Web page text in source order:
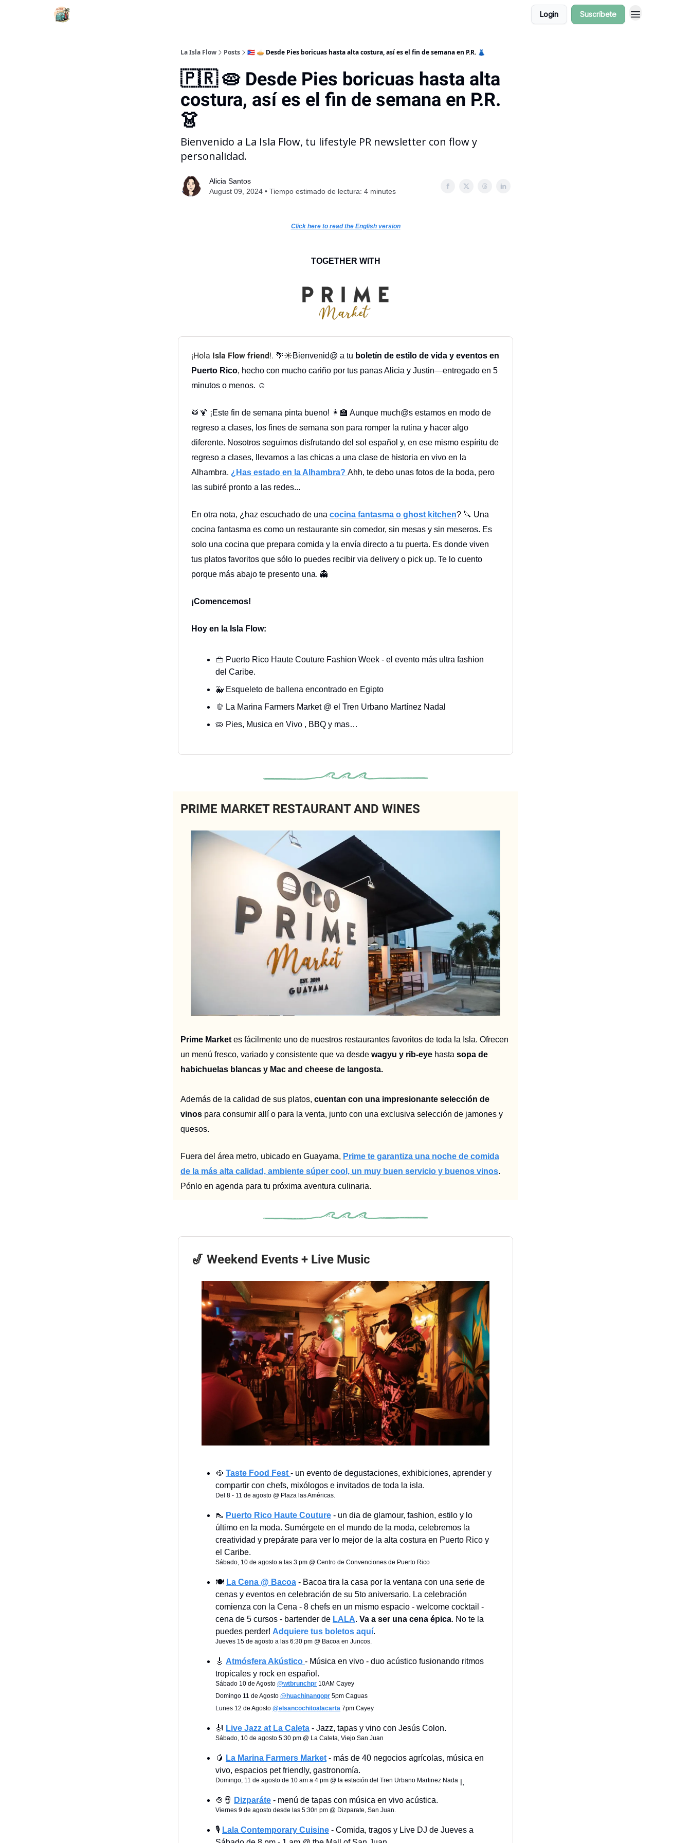
Login Suscríbete
La Isla Flow Posts 🇵🇷 🥧 Desde Pies boricuas hasta alta costura, así es el fin de semana en P.R. 👗
🇵🇷 🥧 Desde Pies boricuas hasta alta
costura, así es el fin de semana en P.R.
👗
Bienvenido a La Isla Flow, tu lifestyle PR newsletter con flow y
personalidad.
Alicia Santos
August 09, 2024 • Tiempo estimado de lectura: 4 minutes
Click here to read the English version
TOGETHER WITH
¡Hola Isla Flow friend!. 🌴☀️Bienvenid@ a tu boletín de estilo de vida y eventos en
Puerto Rico, hecho con mucho cariño por tus panas Alicia y Justin—entregado en 5
minutos o menos. ☺️
🥁🍹 ¡Este fin de semana pinta bueno! 👩‍🏫 Aunque much@s estamos en modo de
regreso a clases, los fines de semana son para romper la rutina y hacer algo
diferente. Nosotros seguimos disfrutando del sol español y, en ese mismo espíritu de
regreso a clases, llevamos a las chicas a una clase de historia en vivo en la
Alhambra. ¿Has estado en la Alhambra? Ahh, te debo unas fotos de la boda, pero
las subiré pronto a las redes...
En otra nota, ¿haz escuchado de una cocina fantasma o ghost kitchen? 🔪 Una
cocina fantasma es como un restaurante sin comedor, sin mesas y sin meseros. Es
solo una cocina que prepara comida y la envía directo a tu puerta. Es donde viven
tus platos favoritos que sólo lo puedes recibir via delivery o pick up. Te lo cuento
porque más abajo te presento una. 👻
¡Comencemos!
Hoy en la Isla Flow:
👜 Puerto Rico Haute Couture Fashion Week - el evento más ultra fashion
del Caribe.
🐳 Esqueleto de ballena encontrado en Egipto
🫑 La Marina Farmers Market @ el Tren Urbano Martínez Nadal
🥧 Pies, Musica en Vivo , BBQ y mas…
PRIME MARKET RESTAURANT AND WINES
Prime Market es fácilmente uno de nuestros restaurantes favoritos de toda la Isla. Ofrecen
un menú fresco, variado y consistente que va desde wagyu y rib-eye hasta sopa de
habichuelas blancas y Mac and cheese de langosta.
Además de la calidad de sus platos, cuentan con una impresionante selección de
vinos para consumir allí o para la venta, junto con una exclusiva selección de jamones y
quesos.
Fuera del área metro, ubicado en Guayama, Prime te garantiza una noche de comida
de la más alta calidad, ambiente súper cool, un muy buen servicio y buenos vinos.
Pónlo en agenda para tu próxima aventura culinaria.
🎷 Weekend Events + Live Music
🥘 Taste Food Fest - un evento de degustaciones, exhibiciones, aprender y
compartir con chefs, mixólogos e invitados de toda la isla.
Del 8 - 11 de agosto @ Plaza las Américas.
👠 Puerto Rico Haute Couture - un dia de glamour, fashion, estilo y lo
último en la moda. Sumérgete en el mundo de la moda, celebremos la
creatividad y prepárate para ver lo mejor de la alta costura en Puerto Rico y
el Caribe.
Sábado, 10 de agosto a las 3 pm @ Centro de Convenciones de Puerto Rico
🍽️ La Cena @ Bacoa - Bacoa tira la casa por la ventana con una serie de
cenas y eventos en celebración de su 5to aniversario. La celebración
comienza con la Cena - 8 chefs en un mismo espacio - welcome cocktail -
cena de 5 cursos - bartender de LALA. Va a ser una cena épica. No te la
puedes perder! Adquiere tus boletos aquí.
Jueves 15 de agosto a las 6:30 pm @ Bacoa en Juncos.
🎸 Atmósfera Akústico - Música en vivo - duo acústico fusionando ritmos
tropicales y rock en español.
Sábado 10 de Agosto @wtbrunchpr 10AM Cayey
Domingo 11 de Agosto @huachinangopr 5pm Caguas
Lunes 12 de Agosto @elsancochitoalacarta 7pm Cayey
🎻 Live Jazz at La Caleta - Jazz, tapas y vino con Jesús Colon.
Sábado, 10 de agosto 5:30 pm @ La Caleta, Viejo San Juan
🥭 La Marina Farmers Market - más de 40 negocios agrícolas, música en
vivo, espacios pet friendly, gastronomía.
Domingo, 11 de agosto de 10 am a 4 pm @ la estación del Tren Urbano Martinez Nada
l.
🍲🪘 Dizparáte - menú de tapas con música en vivo acústica.
Viernes 9 de agosto desde las 5:30n pm @ Dizparate, San Juan.
🎙️ Lala Contemporary Cuisine - Comida, tragos y Live DJ de Jueves a